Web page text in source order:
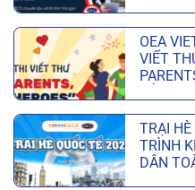
Không
có
bình
luận
ở
TUYỂN
SINH
IELTS
OEA
VIẾT
Không
có
bình
luận
ở
TRẠI
TRÌNH
DÂN
Không